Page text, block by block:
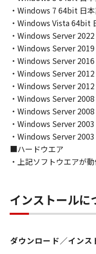
(2) キヤノン、キヤ
ンの子会社、キヤノ
売代理店または販売
ウェア」の使用また
なる損害（逸失利益
は付随的な損害を含
全ての損害を言い
認められる限り、一
します。たとえ、
ンサー、キヤノンの
社、それらの販売
損害の可能性につい
同様です。
(3) キヤノン、キヤ
ンの子会社、キヤノ
ウェア」、または
起因または関連して
じたいかなる紛争
８．契約期間
・Windows 7 64bit 日
・Windows Vista 64bit
・Windows Server
・Windows Server
・Windows Server
・Windows Server
・Windows Server
・Windows Server
・Windows Server
・Windows Server
・Windows Server
■ハードウエア
・上記ソフトウエアが
インストールに
ダウンロード／インス